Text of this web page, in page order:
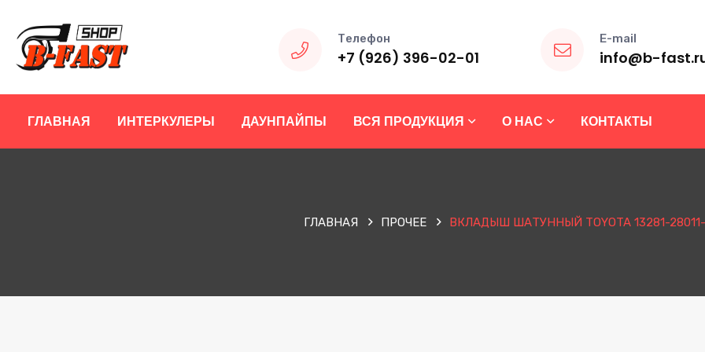
Телефон
+7 (926) 396-02-01
E-mail
info@b-
ГЛАВНАЯ ИНТЕРКУЛЕРЫ ДАУНПАЙПЫ ВСЯ ПРОДУКЦИЯ О НАС КОНТАКТЫ
ГЛАВНАЯ ПРОЧЕЕ ВКЛАДЫШ ШАТУННЫЙ TOYOTA 13281-